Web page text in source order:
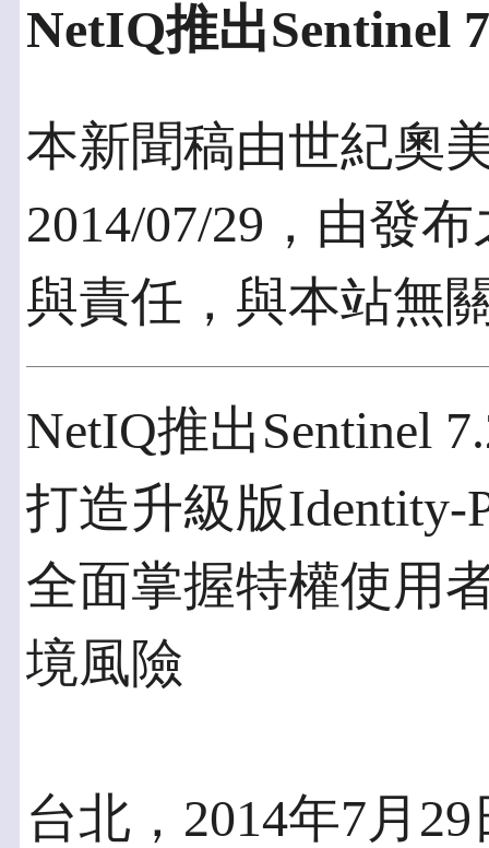
NetIQ推出Sentinel
本新聞稿由世紀奧
2014/07/29，由發
與責任，與本站無
NetIQ推出Sentinel
打造升級版Identity-
全面掌握特權使用
境風險
台北，2014年7月